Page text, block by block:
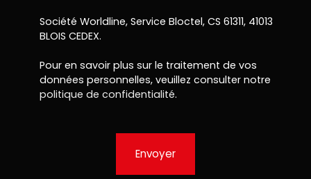
Société Worldline, Service Bloctel, CS 61311, 41013
BLOIS CEDEX.
Pour en savoir plus sur le traitement de vos
données personnelles, veuillez consulter notre
politique de confidentialité.
Envoyer